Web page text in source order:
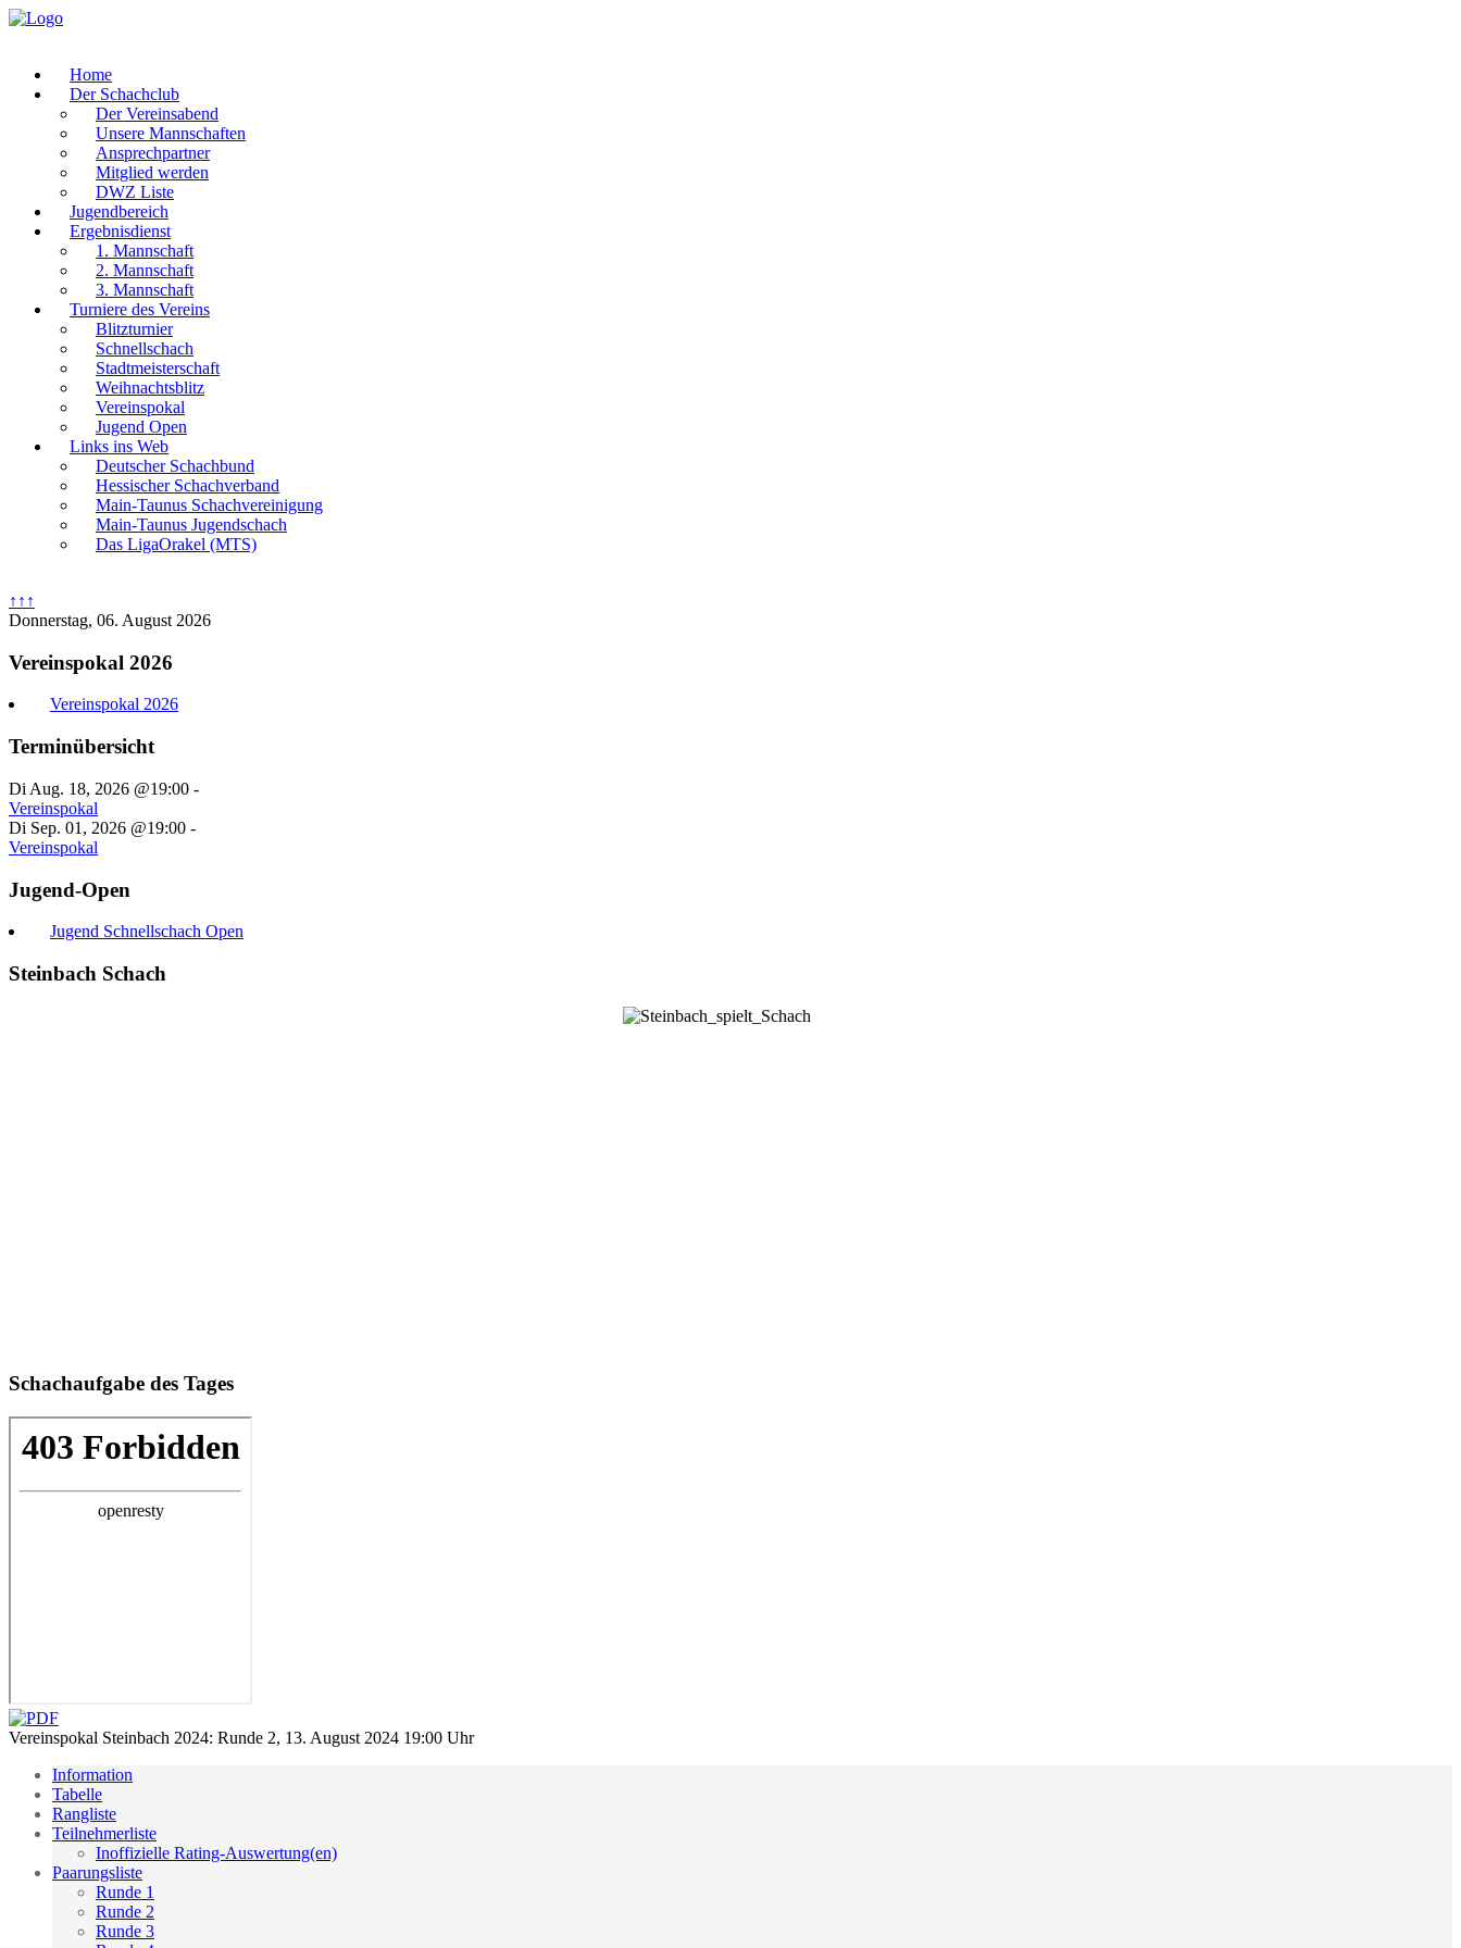
Home
Der Schachclub
Der Vereinsabend
Unsere Mannschaften
Ansprechpartner
Mitglied werden
DWZ Liste
Jugendbereich
Ergebnisdienst
1. Mannschaft
2. Mannschaft
3. Mannschaft
Turniere des Vereins
Blitzturnier
Schnellschach
Stadtmeisterschaft
Weihnachtsblitz
Vereinspokal
Jugend Open
Links ins Web
Deutscher Schachbund
Hessischer Schachverband
Main-Taunus Schachvereinigung
Main-Taunus Jugendschach
Das LigaOrakel (MTS)
↑↑↑
Donnerstag, 06. August 2026
Vereinspokal 2026
Vereinspokal 2026
Terminübersicht
Di Aug. 18, 2026 @19:00 -
Vereinspokal
Di Sep. 01, 2026 @19:00 -
Vereinspokal
Jugend-Open
Jugend Schnellschach Open
Steinbach Schach
Schachaufgabe des Tages
Vereinspokal Steinbach 2024: Runde 2, 13. August 2024 19:00 Uhr
Information
Tabelle
Rangliste
Teilnehmerliste
Inoffizielle Rating-Auswertung(en)
Paarungsliste
Runde 1
Runde 2
Runde 3